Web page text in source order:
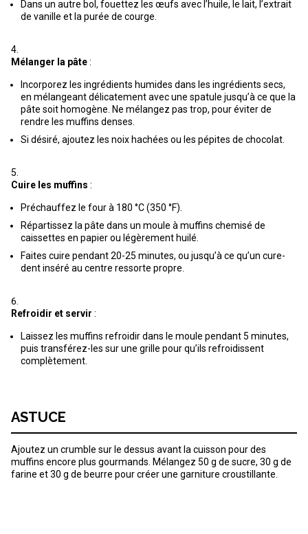
Dans un autre bol, fouettez les œufs avec l’huile, le lait, l’extrait
de vanille et la purée de courge.
Mélanger la pâte:
Incorporez les ingrédients humides dans les ingrédients secs,
en mélangeant délicatement avec une spatule jusqu’à ce que la
pâte soit homogène. Ne mélangez pas trop, pour éviter de
rendre les muffins denses.
Si désiré, ajoutez les noix hachées ou les pépites de chocolat.
Cuire les muffins :
Préchauffez le four à 180 °C (350 °F).
Répartissez la pâte dans un moule à muffins chemisé de
caissettes en papier ou légèrement huilé.
Faites cuire pendant 20-25 minutes, ou jusqu’à ce qu’un cure-
dent inséré au centre ressorte propre.
Refroidir et servir :
Laissez les muffins refroidir dans le moule pendant 5 minutes,
puis transférez-les sur une grille pour qu’ils refroidissent
complètement.
ASTUCE
Ajoutez un crumble sur le dessus avant la cuisson pour des
muffins encore plus gourmands. Mélangez 50 g de sucre, 30 g de
farine et 30 g de beurre pour créer une garniture croustillante.